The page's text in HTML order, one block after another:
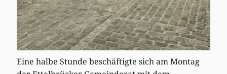
Eine halbe Stunde beschäftigte sich am Montag